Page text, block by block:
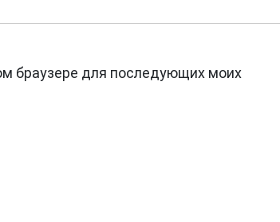
браузере для последующих моих